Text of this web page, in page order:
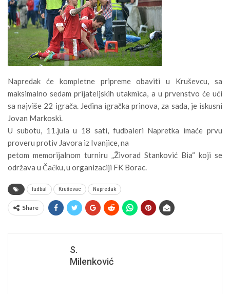
Napredak će kompletne pripreme obaviti u Kruševcu, sa
maksimalno sedam prijateljskih utakmica, a u prvenstvo će ući
sa najviše 22 igrača. Jedina igračka prinova, za sada, je iskusni
Jovan Markoski.
U subotu, 11.jula u 18 sati, fudbaleri Napretka imaće prvu
proveru protiv Javora iz Ivanjice, na
petom memorijalnom turniru „Živorad Stanković Bia“ koji se
održava u Čačku, u organizaciji FK Borac.
fudbal Kruševac Napredak
Share
S.
Milenković